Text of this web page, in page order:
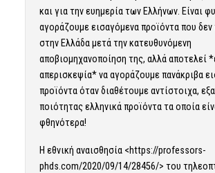
και για την ευημερία των Ελλήνων. Είναι
αγοράζουμε εισαγόμενα προϊόντα που δεν
στην Ελλάδα μετά την κατευθυνόμενη
αποβιομηχανοποίηση της, αλλά αποτελεί
απερισκεψία* να αγοράζουμε πανάκριβα
προϊόντα όταν διαθέτουμε αντίστοιχα,
ποιότητας ελληνικά προϊόντα τα οποία
φθηνότερα!
Η εθνική αναισθησία <https://professors-
phds.com/2020/09/14/28456/> του